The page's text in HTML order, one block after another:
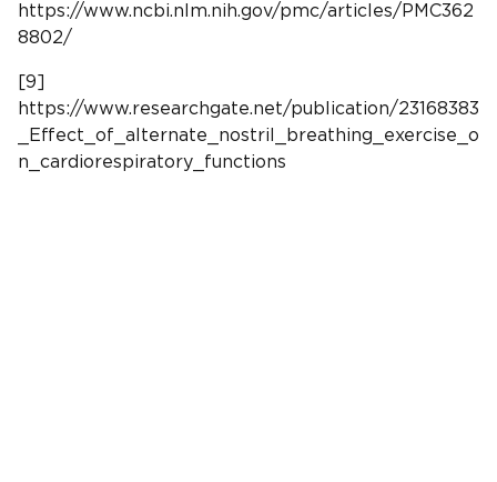
https://www.ncbi.nlm.nih.gov/pmc/articles/PMC362
8802/
[9]
https://www.researchgate.net/publication/23168383
_Effect_of_alternate_nostril_breathing_exercise_o
n_cardiorespiratory_functions